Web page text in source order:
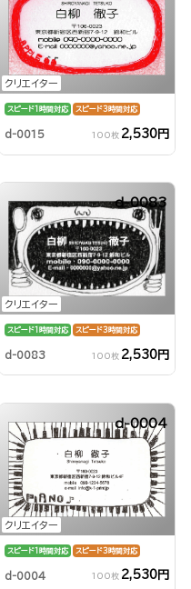
クリエイター
スピード1時間対応 スピード3時間対応
d-0015 100枚 2,530円
クリエイター
d-0083
スピード1時間対応 スピード3時間対応
d-0083 100枚 2,530円
クリエイター
d-0004
スピード1時間対応 スピード3時間対応
d-0004 100枚 2,530円